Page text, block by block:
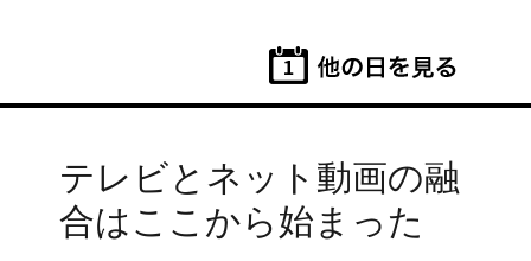
テレビとネット動画の融
合はここから始まった